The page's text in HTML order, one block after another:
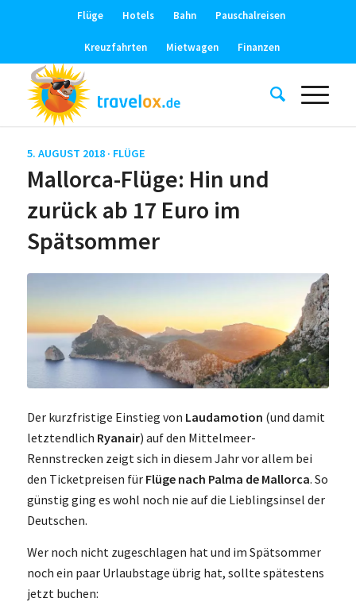
Flüge Hotels Bahn Pauschalreisen
Kreuzfahrten Mietwagen Finanzen
5. AUGUST 2018 · FLÜGE
Mallorca-Flüge: Hin und
zurück ab 17 Euro im
Spätsommer
Der kurzfristige Einstieg von Laudamotion (und damit
letztendlich Ryanair) auf den Mittelmeer-
Rennstrecken zeigt sich in diesem Jahr vor allem bei
den Ticketpreisen für Flüge nach Palma de Mallorca. So
günstig ging es wohl noch nie auf die Lieblingsinsel der
Deutschen.
Wer noch nicht zugeschlagen hat und im Spätsommer
noch ein paar Urlaubstage übrig hat, sollte spätestens
jetzt buchen: